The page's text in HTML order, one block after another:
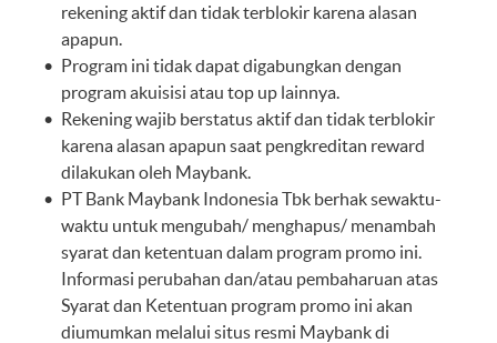
rekening aktif dan tidak terblokir karena alasan
apapun.
Program ini tidak dapat digabungkan dengan
program akuisisi atau top up lainnya.
Rekening wajib berstatus aktif dan tidak terblokir
karena alasan apapun saat pengkreditan reward
dilakukan oleh Maybank.
PT Bank Maybank Indonesia Tbk berhak sewaktu-
waktu untuk mengubah/ menghapus/ menambah
syarat dan ketentuan dalam program promo ini.
Informasi perubahan dan/atau pembaharuan atas
Syarat dan Ketentuan program promo ini akan
diumumkan melalui situs resmi Maybank di